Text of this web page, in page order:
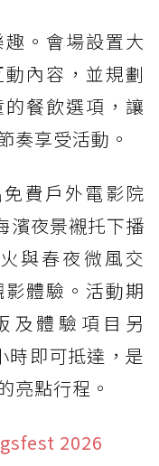
。會場設置大
內容，並規劃
餐飲選項，讓
奏享受活動。
費戶外電影院
濱夜景襯托下播
與春夜微風交
體驗。活動期
及體驗項目另
時即可抵達，是
亮點行程。
2026